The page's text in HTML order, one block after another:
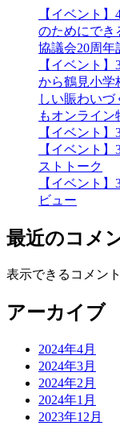
【イベント
のためにでき
協議会20周年
【イベント
から鶴見小学
しい賑わい
もオンライン
【イベント
【イベント
ストトーク
【イベント
ビュー
最近のコメ
表示できるコメン
アーカイブ
2024年4月
2024年3月
2024年2月
2024年1月
2023年12月